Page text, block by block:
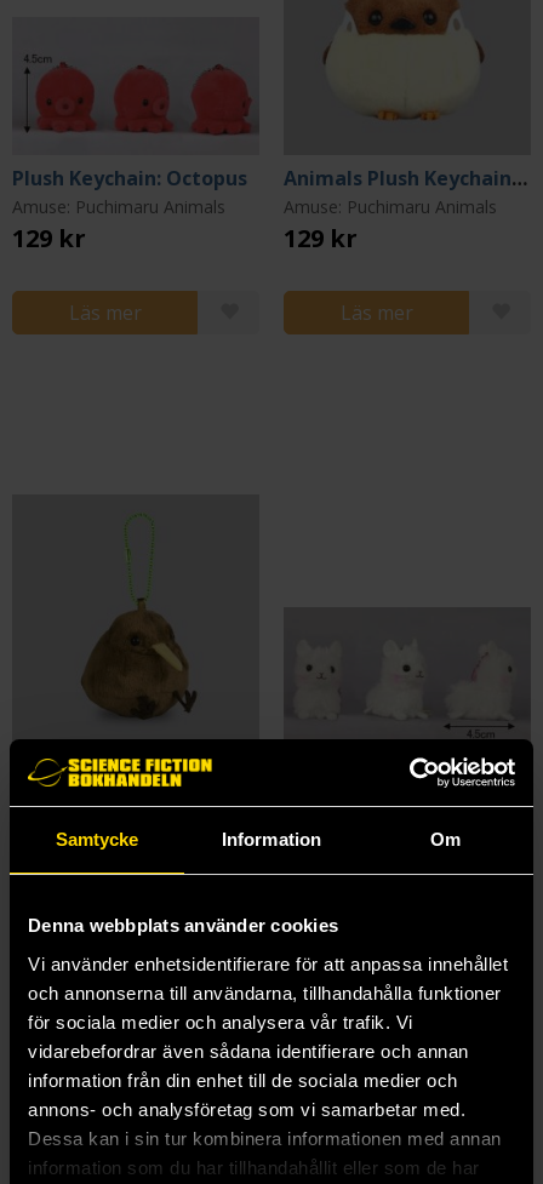
Samtycke Information Om
Denna webbplats använder cookies
Vi använder enhetsidentifierare för att anpassa innehållet
och annonserna till användarna, tillhandahålla funktioner
för sociala medier och analysera vår trafik. Vi
vidarebefordrar även sådana identifierare och annan
information från din enhet till de sociala medier och
annons- och analysföretag som vi samarbetar med.
Dessa kan i sin tur kombinera informationen med annan
information som du har tillhandahållit eller som de har
Plush Keychain: Octopus
Amuse: Puchimaru Animals
129 kr
Läs mer
Animals Plush Keychain: Sparrow
Amuse: Puchimaru Animals
129 kr
Läs mer
Plush Keychain: Kiwi Bird
Amuse: Puchimaru Animals
129 kr
Plush Keychain: Alpaca
Amuse: Puchimaru Animals
129 kr